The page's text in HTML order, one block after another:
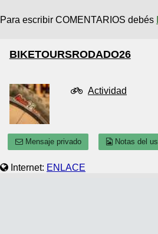
Para escribir COMENTARIOS debés
BIKETOURSRODADO26
Actividad
Mensaje privado Notas del
Internet: ENLACE